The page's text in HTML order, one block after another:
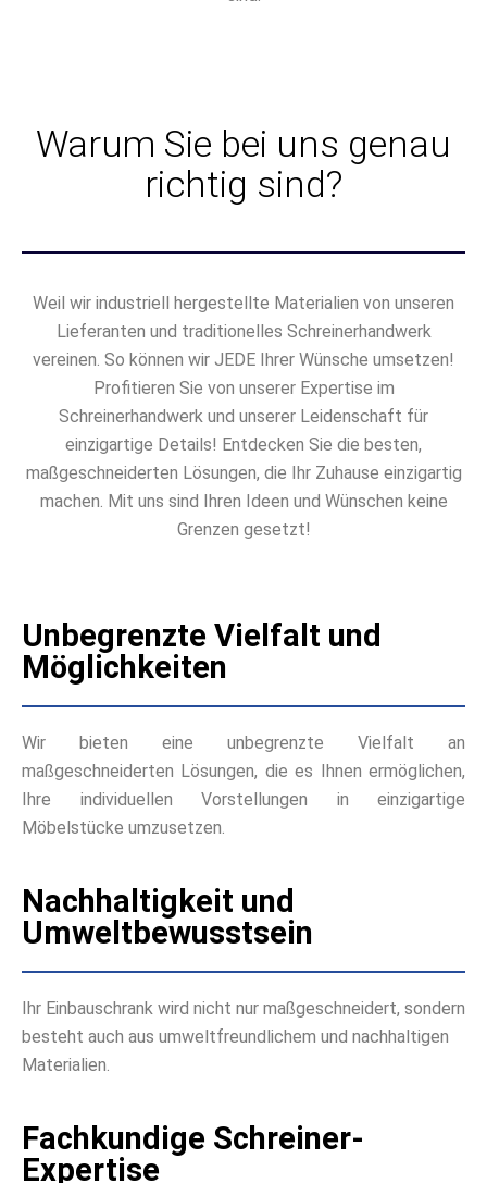
Warum Sie bei uns genau
richtig sind?
Weil wir industriell hergestellte Materialien von unseren
Lieferanten und traditionelles Schreinerhandwerk
vereinen. So können wir JEDE Ihrer Wünsche umsetzen!
Profitieren Sie von unserer Expertise im
Schreinerhandwerk und unserer Leidenschaft für
einzigartige Details! Entdecken Sie die besten,
maßgeschneiderten Lösungen, die Ihr Zuhause einzigartig
machen. Mit uns sind Ihren Ideen und Wünschen keine
Grenzen gesetzt!
Unbegrenzte Vielfalt und
Möglichkeiten
Wir bieten eine unbegrenzte Vielfalt an
maßgeschneiderten Lösungen, die es Ihnen ermöglichen,
Ihre individuellen Vorstellungen in einzigartige
Möbelstücke umzusetzen.
Nachhaltigkeit und
Umweltbewusstsein
Ihr Einbauschrank wird nicht nur maßgeschneidert, sondern
besteht auch aus umweltfreundlichem und nachhaltigen
Materialien.
Fachkundige Schreiner-
Expertise